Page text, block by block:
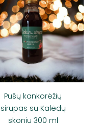
Pušų kankorėžių
sirupas su Kalėdų
skoniu 300 ml